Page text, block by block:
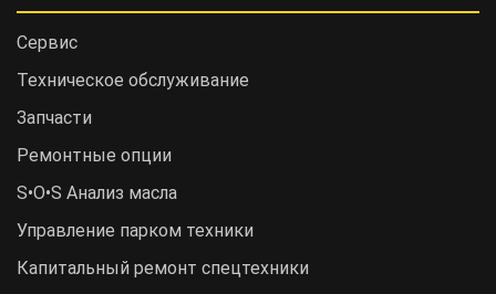
Сервис
Техническое обслуживание
Запчасти
Ремонтные опции
S•O•S Анализ масла
Управление парком техники
Капитальный ремонт спецтехники